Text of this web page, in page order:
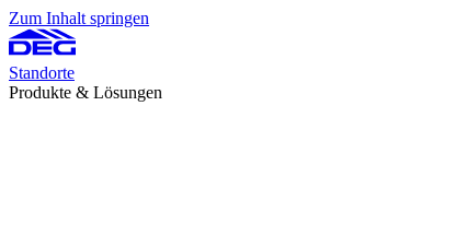
Zum Inhalt springen
Standorte
Produkte & Lösungen